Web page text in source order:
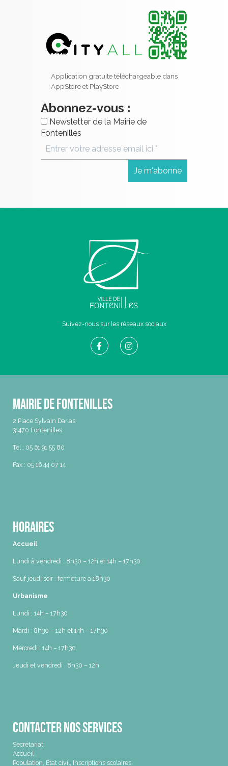
Application gratuite téléchargeable dans
AppStore et PlayStore
Abonnez-vous :
Newsletter de la Mairie de
Fontenilles
Suivez-nous sur les réseaux sociaux
Mairie de Fontenilles
2 Place Sylvain Darlas
31470 Fontenilles
Tél : 05 61 91 55 80
Fax : 05 16 44 07 14
Horaires
Accueil
Lundi à vendredi : 8h30 – 12h et 14h – 17h30
Sauf jeudi soir : fermeture à 18h30
Urbanisme
Lundi : 14h – 17h30
Mardi : 8h30 – 12h et 14h – 17h30
Mercredi : 14h – 17h30
Jeudi et vendredi : 8h30 – 12h
Contacter nos services
Secrétariat
Accueil
Population, État civil, Inscriptions scolaires